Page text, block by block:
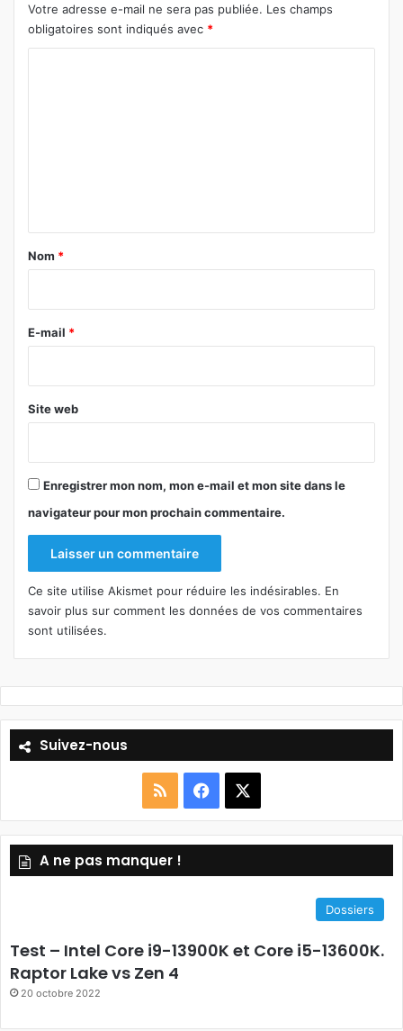
Votre adresse e-mail ne sera pas publiée. Les champs
obligatoires sont indiqués avec *
a
e
Nom *
E-mail *
Site web
Enregistrer mon nom, mon e-mail et mon site dans le
navigateur pour mon prochain commentaire.
Ce site utilise Akismet pour réduire les indésirables. En
savoir plus sur comment les données de vos commentaires
sont utilisées.
Suivez-nous
S
S
a
A ne pas manquer !
Dossiers
Test – Intel Core i9-13900K et Core i5-13600K.
Raptor Lake vs Zen 4
20 octobre 2022